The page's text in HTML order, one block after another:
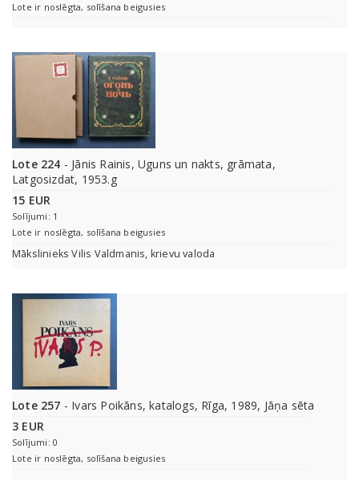
Lote ir noslēgta, solīšana beigusies
Lote 224 - Jānis Rainis, Uguns un nakts, grāmata,
Latgosizdat, 1953.g
15 EUR
Solījumi: 1
Lote ir noslēgta, solīšana beigusies
Mākslinieks Vilis Valdmanis, krievu valoda
Lote 257 - Ivars Poikāns, katalogs, Rīga, 1989, Jāņa sēta
3 EUR
Solījumi: 0
Lote ir noslēgta, solīšana beigusies